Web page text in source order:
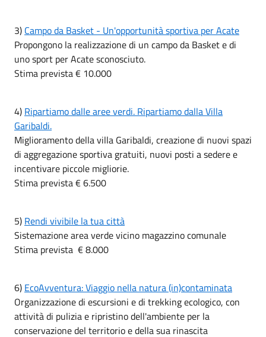
3) Campo da Basket - Un'opportunità sportiva per Acate
Propongono la realizzazione di un campo da Basket e di
uno sport per Acate sconosciuto.
Stima prevista € 10.000
4) Ripartiamo dalle aree verdi. Ripartiamo dalla Villa
Garibaldi.
Miglioramento della villa Garibaldi, creazione di nuovi spazi
di aggregazione sportiva gratuiti, nuovi posti a sedere e
incentivare piccole migliorie.
Stima prevista € 6.500
5) Rendi vivibile la tua città
Sistemazione area verde vicino magazzino comunale
Stima prevista € 8.000
6) EcoAvventura: Viaggio nella natura (in)contaminata
Organizzazione di escursioni e di trekking ecologico, con
attività di pulizia e ripristino dell'ambiente per la
conservazione del territorio e della sua rinascita